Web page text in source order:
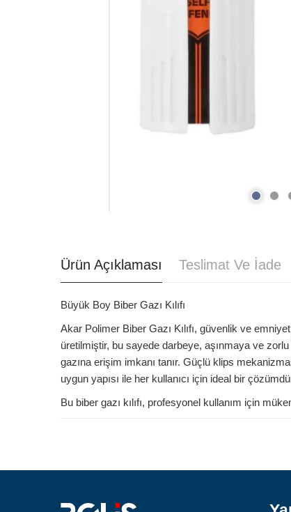
Ürün Açıklaması Teslimat Ve İade
Büyük Boy Biber Gazı Kılıfı
Akar Polimer Biber Gazı Kılıfı, güvenlik ve
üretilmiştir, bu sayede darbeye, aşınmaya ve zorlu
gazına erişim imkanı tanır. Güçlü klips
uygun yapısı ile her kullanıcı için ideal bir
Bu biber gazı kılıfı, profesyonel kullanım için